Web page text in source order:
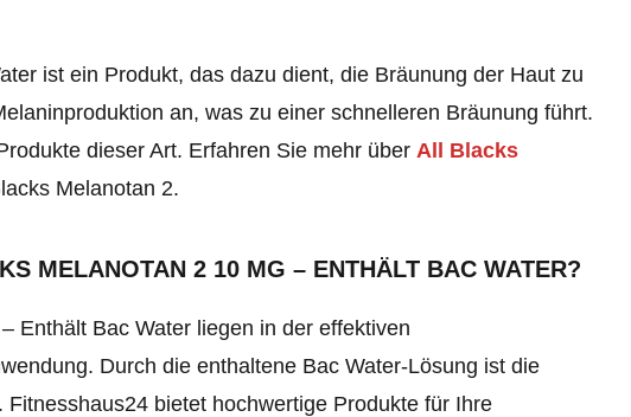
ist ein Produkt, das dazu dient, die Bräunung der Haut zu
an, was zu einer schnelleren Bräunung führt.
dieser Art. Erfahren Sie mehr über All Blacks
Melanotan 2.
MELANOTAN 2 10 MG – ENTHÄLT BAC WATER?
Enthält Bac Water liegen in der effektiven
Durch die enthaltene Bac Water-Lösung ist die
bietet hochwertige Produkte für Ihre